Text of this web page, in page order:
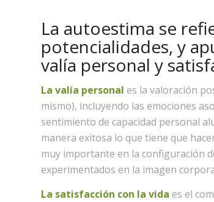
La autoestima se
potencialidades, y
valía personal y
La valía personal es la valoración
mismo), incluyendo las emociones
sentimiento de capacidad personal
manera exitosa lo que tiene que
muy importante en la configuración
experimentados en la imagen
La satisfacción con la vida es el